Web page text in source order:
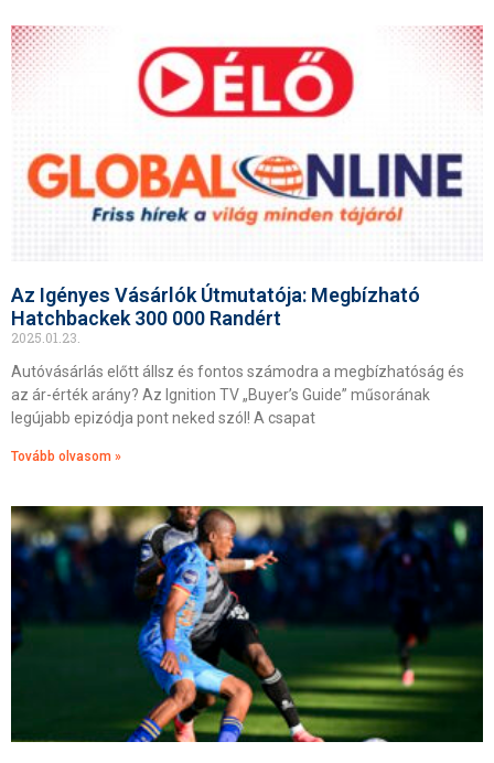
Az Igényes Vásárlók Útmutatója: Megbízható
Hatchbackek 300 000 Randért
2025.01.23.
Autóvásárlás előtt állsz és fontos számodra a megbízhatóság és
az ár-érték arány? Az Ignition TV „Buyer’s Guide” műsorának
legújabb epizódja pont neked szól! A csapat
Tovább olvasom »